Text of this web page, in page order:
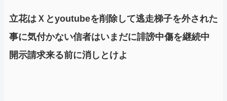
立花はＸとyoutubeを削除して逃走梯子を外された
事に気付かない信者はいまだに誹謗中傷を継続中
開示請求来る前に消しとけよ